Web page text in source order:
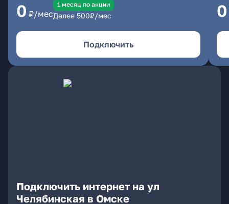
0 ₽/мес
1 месяц по акции
Далее 500₽/мес
Подключить
0
Подключить интернет на ул
Челябинская в Омске